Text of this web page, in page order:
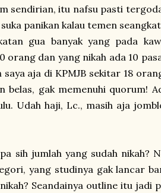
sendirian, itu nafsu pasti
panikan kalau temen
gua banyak yang pada
orang dan yang nikah ada 10
aja di KPMJB sekitar 18
belas, gak memenuhi quorum!
Udah haji, Lc., masih aja
sih jumlah yang sudah nikah?
yang studinya gak lancar
Seandainya outline itu jadi